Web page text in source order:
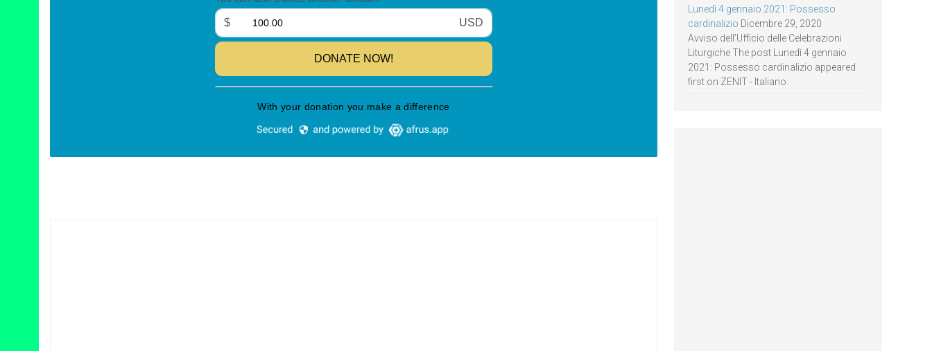
Lunedì 4 gennaio 2021: Possesso
cardinalizio Dicembre 29, 2020
Avviso dell’Ufficio delle Celebrazioni
Liturgiche The post Lunedì 4 gennaio
2021: Possesso cardinalizio appeared
first on ZENIT - Italiano.